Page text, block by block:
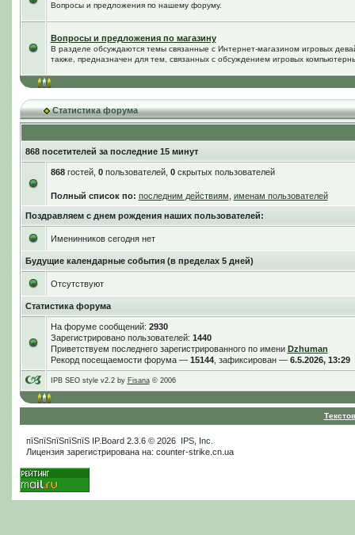
Вопросы и предложения по нашему форуму.
Вопросы и предложения по магазину
В разделе обсуждаются темы связанные с Интернет-магазином игровых
также, предназначен для тем, связанных с обсуждением игровых
Статистика форума
868 посетителей за последние 15 минут
868гостей, 0пользователей, 0скрытых пользователей
Полный список по: последним действиям именам пользователей
Поздравляем с днем рождения наших пользователей:
Именинников сегодня нет
Будущие календарные события (в пределах 5 дней)
Отсутствуют
Статистика форума
На форуме сообщений: 2930
Зарегистрировано пользователей: 1440
Приветствуем последнего зарегистрированного по имени Dzhuman
Рекорд посещаемости форума — 15144, зафиксирован — 6.5.2026, 13:29
IPB SEO style v2.2 by Fisana© 2006
пїЅпїЅпїЅпїЅпїЅ IP.Board2.3.6 © 2026 IPS, Inc
Лицензия зарегистрирована на: counter-strike.cn.ua